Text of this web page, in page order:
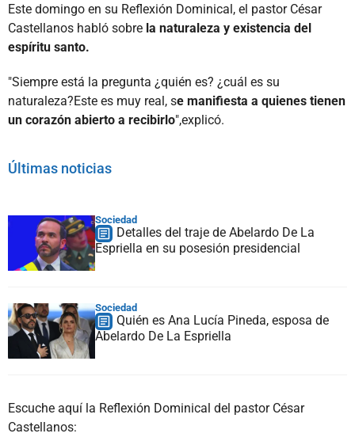
Este domingo en su Reflexión Dominical, el pastor César
Castellanos habló sobre la naturaleza y existencia del
espíritu santo.
"Siempre está la pregunta ¿quién es? ¿cuál es su
naturaleza?Este es muy real, se manifiesta a quienes tienen
un corazón abierto a recibirlo",explicó.
Últimas noticias
Sociedad
Detalles del traje de Abelardo De La
Espriella en su posesión presidencial
Sociedad
Quién es Ana Lucía Pineda, esposa de
Abelardo De La Espriella
Escuche aquí la Reflexión Dominical del pastor César
Castellanos: